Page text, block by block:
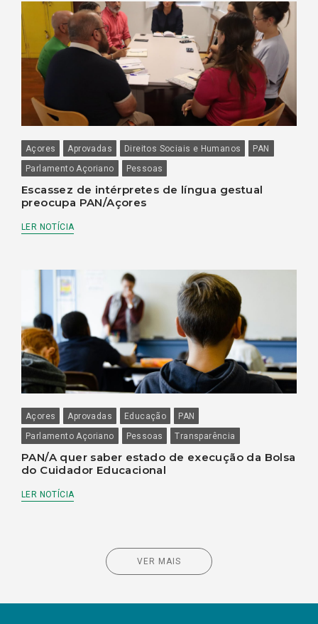
Açores Aprovadas Direitos Sociais e Humanos
PAN
Parlamento Açoriano
Pessoas
Escassez de intérpretes de língua gestual
preocupa PAN/Açores
LER NOTÍCIA
Açores Aprovadas Educação
PAN
Parlamento Açoriano
Pessoas Transparência
PAN/A quer saber estado de execução da Bolsa
do Cuidador Educacional
LER NOTÍCIA
VER MAIS